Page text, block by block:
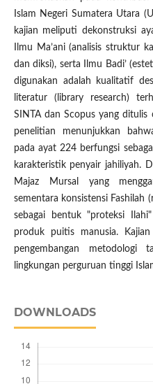
Islam Negeri Sumatera Utara
kajian meliputi dekonstruksi
Ilmu Ma’ani (analisis struktur
dan diksi), serta Ilmu Badi’
digunakan adalah kualitatif
literatur (library research)
SINTA dan Scopus yang ditulis
penelitian menunjukkan
pada ayat 224 berfungsi
karakteristik penyair jahiliyah.
Majaz Mursal yang
sementara konsistensi Fashilah
sebagai bentuk "proteksi
produk puitis manusia.
pengembangan
lingkungan perguruan tinggi
DOWNLOADS